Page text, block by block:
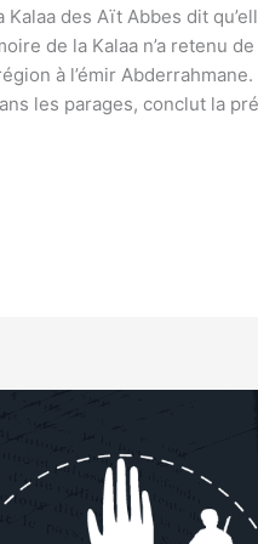
des Aït Abbes dit
de la Kalaa n’a retenu
à l’émir
les parages, conclut la